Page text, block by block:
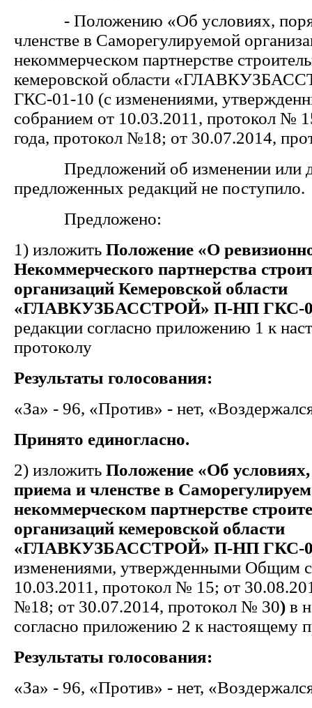
- Положению «Об условиях,
членстве в Саморегулируемой
некоммерческом партнерстве
кемеровской области
ГКС-01-10 (с изменениями,
собранием от 10.03.2011, протокол №
года, протокол №18; от 30.07.2014,
Предложений об изменении или
предложенных редакций не поступило.
Предложено:
1) изложить Положение «О
Некоммерческого партнерства
организаций Кемеровской области
«ГЛАВКУЗБАССТРОЙ» П-НП ГКС-
редакции согласно приложению 1 к
протоколу
Результаты голосования:
«За» - 96, «Против» - нет,
Принято единогласно.
2) изложить Положение «Об
приема и членстве в
некоммерческом партнерстве
организаций кемеровской области
«ГЛАВКУЗБАССТРОЙ» П-НП ГКС-
изменениями, утвержденными Общим
10.03.2011, протокол № 15; от
№18; от 30.07.2014, протокол № 30) в
согласно приложению 2 к настоящему
Результаты голосования:
«За» - 96, «Против» - нет,